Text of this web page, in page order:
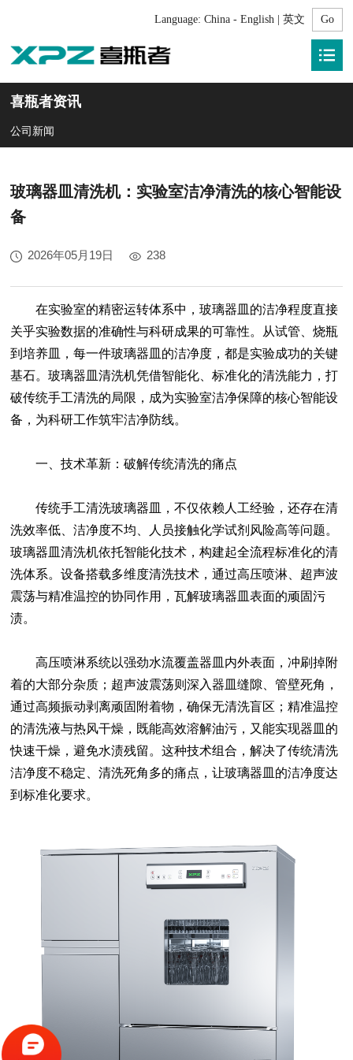
Language: China - English | 英文
喜瓶者资讯
公司新闻
玻璃器皿清洗机：实验室洁净清洗的核心智能设
备
2026年05月19日 238
在实验室的精密运转体系中，玻璃器皿的洁净程度直接
关乎实验数据的准确性与科研成果的可靠性。从试管、烧瓶
到培养皿，每一件玻璃器皿的洁净度，都是实验成功的关键
基石。玻璃器皿清洗机凭借智能化、标准化的清洗能力，打
破传统手工清洗的局限，成为实验室洁净保障的核心智能设
备，为科研工作筑牢洁净防线。
一、技术革新：破解传统清洗的痛点
传统手工清洗玻璃器皿，不仅依赖人工经验，还存在清
洗效率低、洁净度不均、人员接触化学试剂风险高等问题。
玻璃器皿清洗机依托智能化技术，构建起全流程标准化的清
洗体系。设备搭载多维度清洗技术，通过高压喷淋、超声波
震荡与精准温控的协同作用，瓦解玻璃器皿表面的顽固污
渍。
高压喷淋系统以强劲水流覆盖器皿内外表面，冲刷掉附
着的大部分杂质；超声波震荡则深入器皿缝隙、管壁死角，
通过高频振动剥离顽固附着物，确保无清洗盲区；精准温控
的清洗液与热风干燥，既能高效溶解油污，又能实现器皿的
快速干燥，避免水渍残留。这种技术组合，解决了传统清洗
洁净度不稳定、清洗死角多的痛点，让玻璃器皿的洁净度达
到标准化要求。